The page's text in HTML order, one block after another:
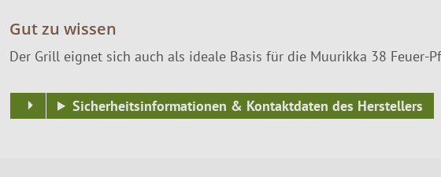
Gut zu wissen
Der Grill eignet sich auch als ideale Basis für die Muurikka 38
Sicherheitsinformationen & Kontaktdaten des Herstellers